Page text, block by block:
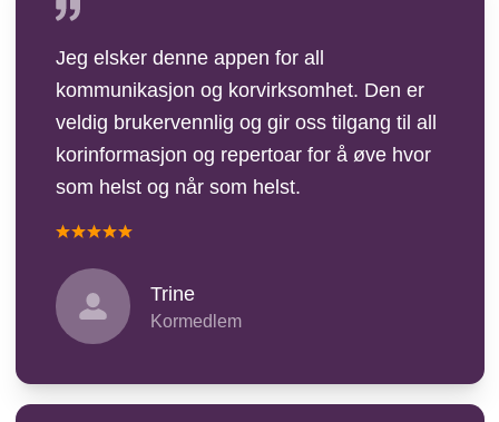
Jeg elsker denne appen for all
kommunikasjon og korvirksomhet. Den er
veldig brukervennlig og gir oss tilgang til all
korinformasjon og repertoar for å øve hvor
som helst og når som helst.
Trine
Kormedlem